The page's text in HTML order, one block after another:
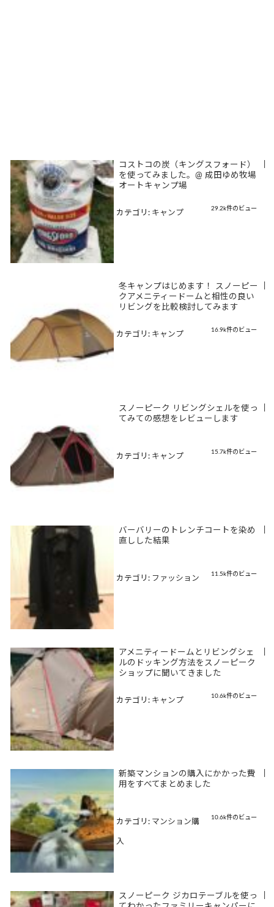
コストコの炭（キングスフォード）
を使ってみました。@ 成田ゆめ牧場
オートキャンプ場
29.2k件のビュー
カテゴリ: キャンプ
冬キャンプはじめます！ スノーピー
クアメニティードームと相性の良い
リビングを比較検討してみます
16.9k件のビュー
カテゴリ: キャンプ
スノーピーク リビングシェルを使っ
てみての感想をレビューします
15.7k件のビュー
カテゴリ: キャンプ
バーバリーのトレンチコートを染め
直しした結果
11.5k件のビュー
カテゴリ: ファッション
アメニティードームとリビングシェ
ルのドッキング方法をスノーピーク
ショップに聞いてきました
10.6k件のビュー
カテゴリ: キャンプ
新築マンションの購入にかかった費
用をすべてまとめました
10.6k件のビュー
カテゴリ: マンション購
入
スノーピーク ジカロテーブルを使っ